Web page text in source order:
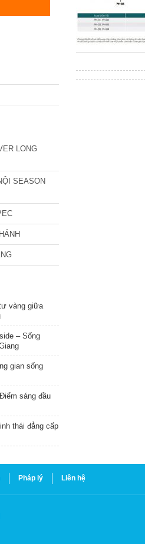
LONG
SEASON
vàng giữa
– Sống
gian sống
sáng đầu
thái đẳng cấp
Pháp lý Liên hệ